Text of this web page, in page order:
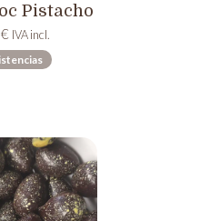
Pistacho
€ IVA incl.